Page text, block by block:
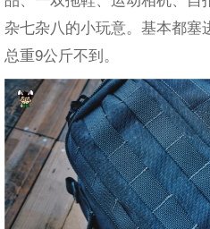
杂七杂八的小玩意。基本都塞
总重9公斤不到。